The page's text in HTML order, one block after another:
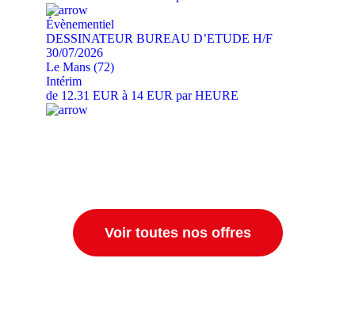
Évènementiel
DESSINATEUR BUREAU D’ETUDE H/F
30/07/2026
Le Mans (72)
Intérim
de 12.31 EUR à 14 EUR par HEURE
Voir toutes nos offres